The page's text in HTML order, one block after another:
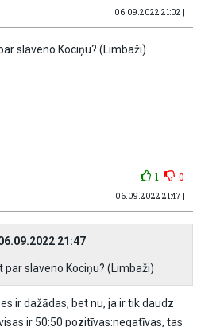
06.09.2022 21:02 |
slaveno Kociņu? (Limbaži)
1 0
06.09.2022 21:47 |
21:47
par slaveno Kociņu? (Limbaži)
ir dažādas, bet nu, ja ir tik daudz
ir 50:50 pozitīvas:negatīvas, tas